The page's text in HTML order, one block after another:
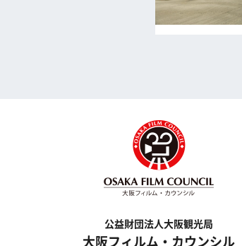
公益財団法人大阪観光局
大阪フィルム・カウンシル